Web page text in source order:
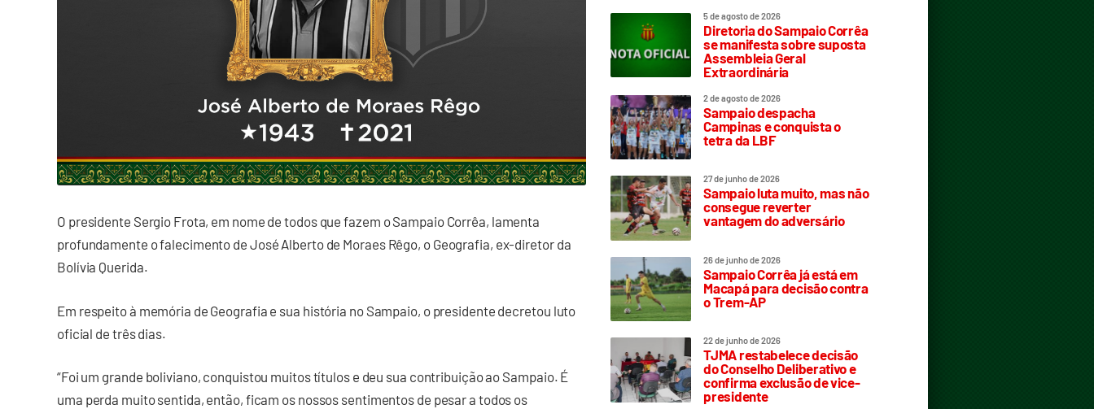
O presidente Sergio Frota, em nome de todos que fazem o Sampaio Corrêa, lamenta
profundamente o falecimento de José Alberto de Moraes Rêgo, o Geografia, ex-diretor da
Bolívia Querida.
Em respeito à memória de Geografia e sua história no Sampaio, o presidente decretou luto
oficial de três dias.
“Foi um grande boliviano, conquistou muitos títulos e deu sua contribuição ao Sampaio. É
uma perda muito sentida, então, ficam os nossos sentimentos de pesar a todos os
5 de agosto de 2026
Diretoria do Sampaio Corrêa
se manifesta sobre suposta
Assembleia Geral
Extraordinária
2 de agosto de 2026
Sampaio despacha
Campinas e conquista o
tetra da LBF
27 de junho de 2026
Sampaio luta muito, mas não
consegue reverter
vantagem do adversário
26 de junho de 2026
Sampaio Corrêa já está em
Macapá para decisão contra
o Trem-AP
22 de junho de 2026
TJMA restabelece decisão
do Conselho Deliberativo e
confirma exclusão de vice-
presidente